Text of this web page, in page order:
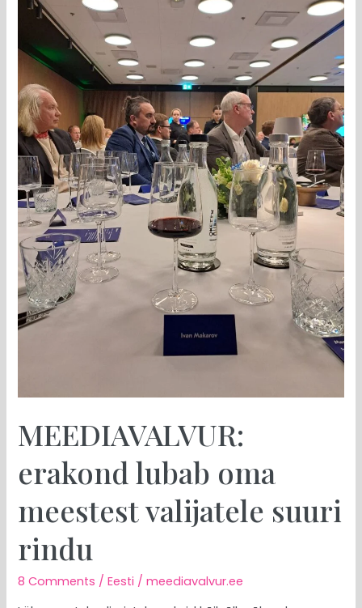
MEEDIAVALVUR:
erakond lubab oma
meestest valijatele suuri
rindu
8 Comments /Eesti /meediavalvur.ee
lubab
meestest
valijatele
suuri
rindu